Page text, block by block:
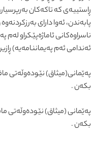
ڕاستییەی کە تاکەکان
پابەندن، ئەوا دارای
ناسراوەکانی ئاماژەپێکراو لەم
ئەندامی ئەم پەیماننامەیە)
پەێمانی(میثاق) نێودەوڵەتی
بکەن .
پەێمانی (میثاق)
بکەن .